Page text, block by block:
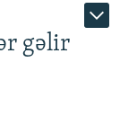
gəlir